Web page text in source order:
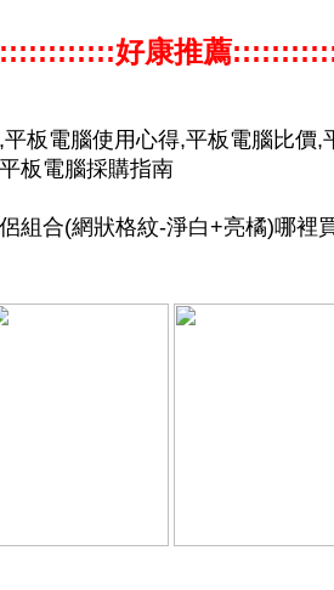
好康推薦
板電腦使用心得,平板電腦比價
板電腦採購指南
組合(網狀格紋-淨白+亮橘)哪